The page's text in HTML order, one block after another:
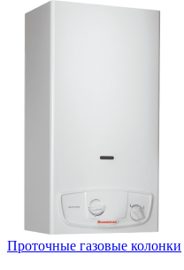
Проточные газовые колонки